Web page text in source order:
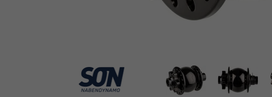
SON